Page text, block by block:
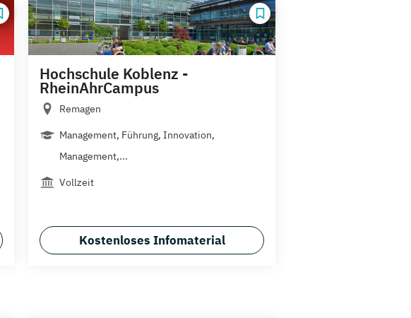
Hochschule Koblenz -
RheinAhrCampus
Remagen
Management, Führung, Innovation,
Management,...
Vollzeit
Kostenloses Infomaterial